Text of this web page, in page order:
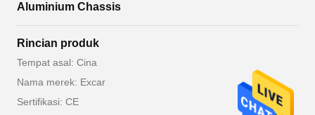
Aluminium Chassis
Rincian produk
Tempat asal: Cina
Nama merek: Excar
Sertifikasi: CE